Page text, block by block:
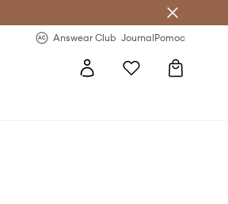
Answear Club JournalPomoc